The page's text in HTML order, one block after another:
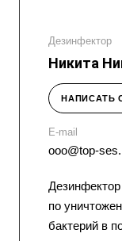
Дезинфектор
Никита
НАПИСАТЬ
E-mail
ooo@top-
по
бактерий в